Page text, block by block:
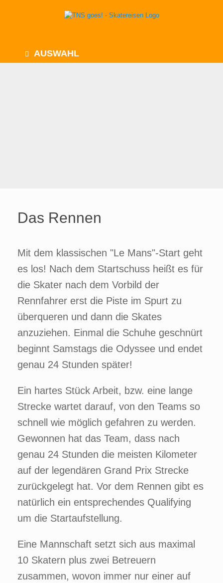
AUSWAHL
Das Rennen
Mit dem klassischen "Le Mans"-Start geht
es los! Nach dem Startschuss heißt es für
die Skater nach dem Vorbild der
Rennfahrer erst die Piste im Spurt zu
überqueren und dann die Skates
anzuziehen. Einmal die Schuhe geschnürt
beginnt Samstags die Odyssee und endet
genau 24 Stunden später!
Ein hartes Stück Arbeit, bzw. eine lange
Strecke wartet darauf, von den Teams so
schnell wie möglich gefahren zu werden.
Gewonnen hat das Team, dass nach
genau 24 Stunden die meisten Kilometer
auf der legendären Grand Prix Strecke
zurückgelegt hat. Vor dem Rennen gibt es
natürlich ein entsprechendes Qualifying
um die Startaufstellung.
Eine Mannschaft setzt sich aus maximal
10 Skatern plus zwei Betreuern
zusammen, wovon immer nur einer auf